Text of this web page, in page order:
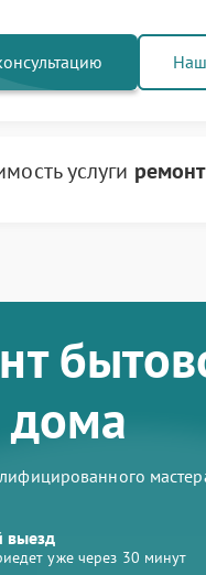
услуги
дома
выезд
уже через 30 минут